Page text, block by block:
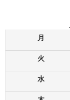
月
火
水